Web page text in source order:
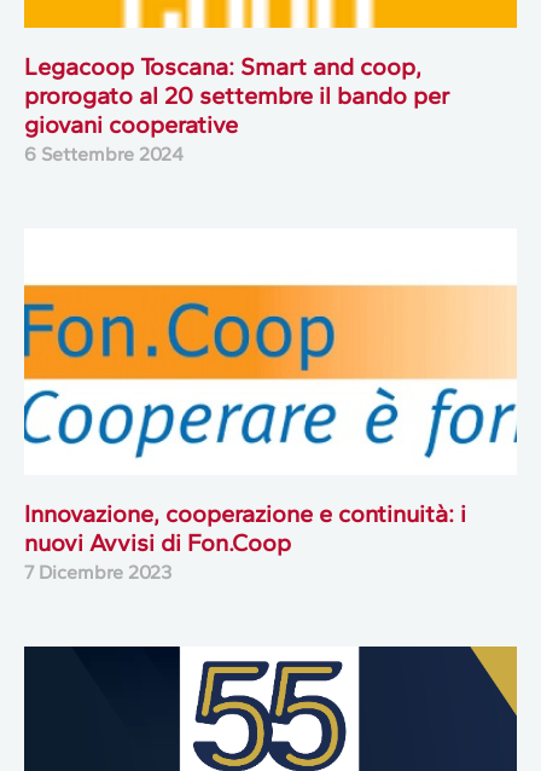
Legacoop Toscana: Smart and coop,
prorogato al 20 settembre il bando per
giovani cooperative
6 Settembre 2024
Innovazione, cooperazione e continuità: i
nuovi Avvisi di Fon.Coop
7 Dicembre 2023